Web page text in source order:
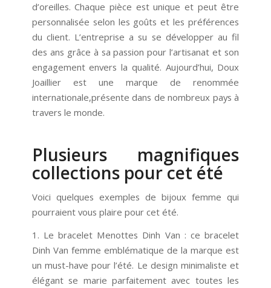
d’oreilles. Chaque pièce est unique et peut être
personnalisée selon les goûts et les préférences
du client. L’entreprise a su se développer au fil
des ans grâce à sa passion pour l’artisanat et son
engagement envers la qualité. Aujourd’hui, Doux
Joaillier est une marque de renommée
internationale,présente dans de nombreux pays à
travers le monde.
Plusieurs magnifiques
collections pour cet été
Voici quelques exemples de bijoux femme qui
pourraient vous plaire pour cet été.
1. Le bracelet Menottes Dinh Van : ce bracelet
Dinh Van femme emblématique de la marque est
un must-have pour l’été. Le design minimaliste et
élégant se marie parfaitement avec toutes les